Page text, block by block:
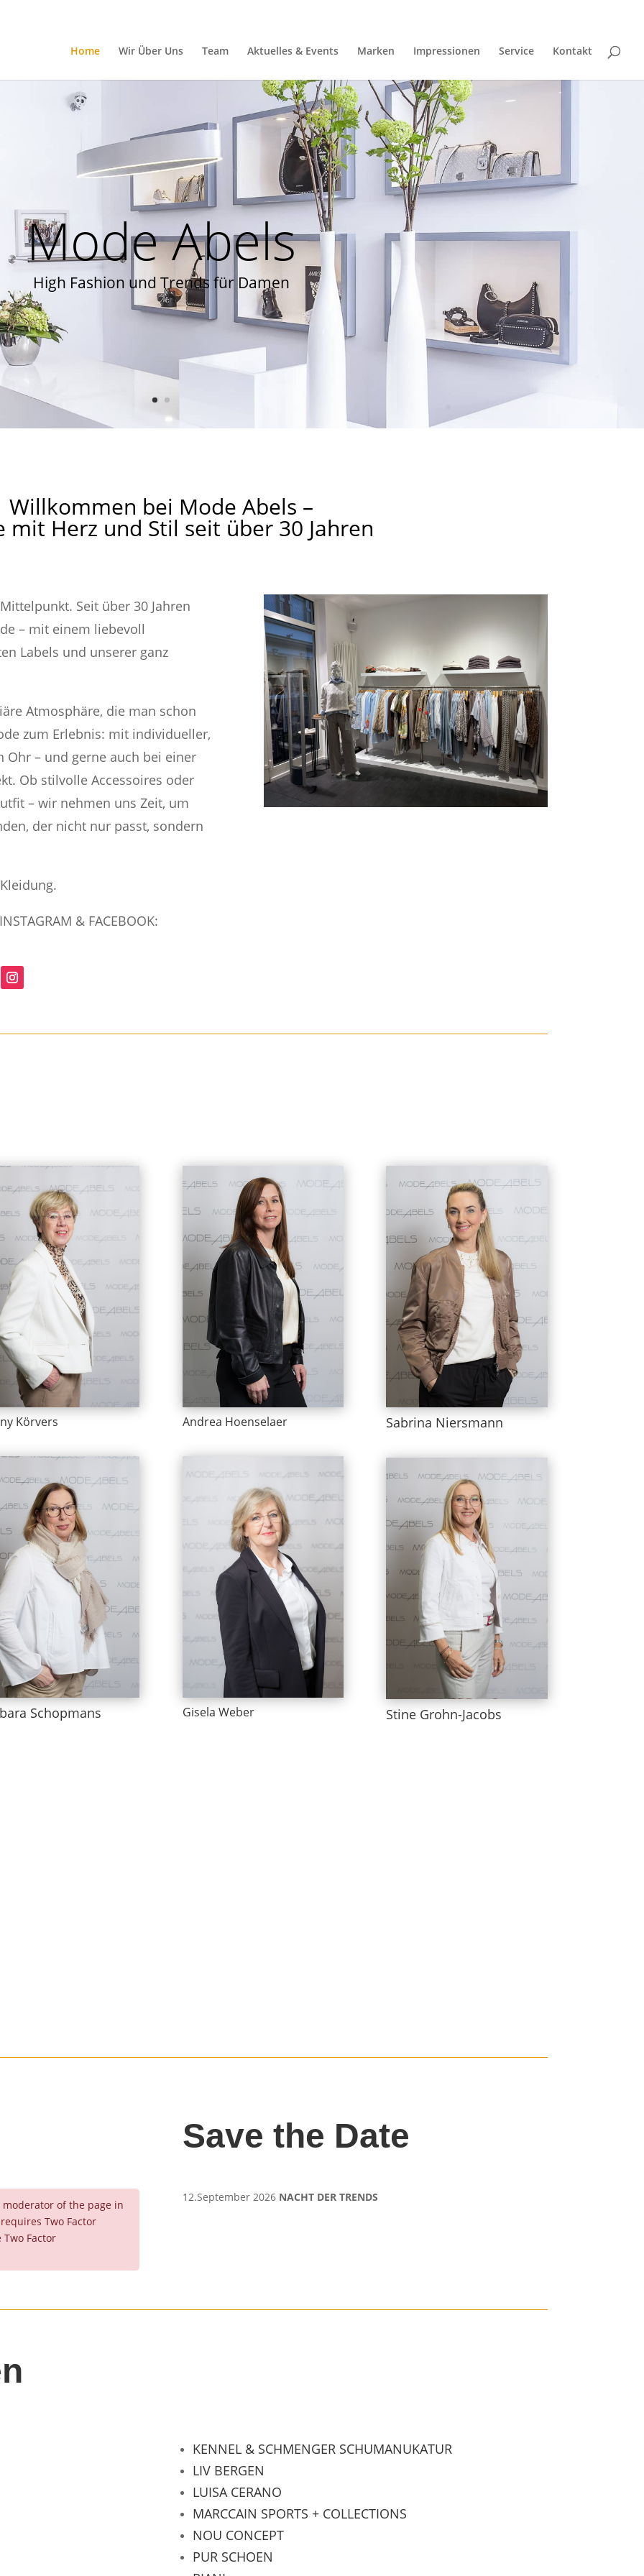
Home Wir Über Uns Team Aktuelles & Events Marken Impressionen Service Kontakt
Mode Abels
High Fashion und Trends für Damen
Willkommen bei Mode Abels –
mit Herz und Stil seit über 30 Jahren
Seit über 30 Jahren
– mit einem liebevoll
Labels und unserer ganz
Atmosphäre, die man schon
zum Erlebnis: mit individueller,
– und gerne auch bei einer
Ob stilvolle Accessoires oder
– wir nehmen uns Zeit, um
der nicht nur passt, sondern
& FACEBOOK:
Körvers
Schopmans
Andrea Hoenselaer
Gisela Weber
Sabrina Niersmann
Stine Grohn-Jacobs
of the page in
Two Factor
Factor
Save the Date
12.September 2026 NACHT DER TRENDS
KENNEL & SCHMENGER SCHUMANUKATUR
LIV BERGEN
LUISA CERANO
MARCCAIN SPORTS + COLLECTIONS
NOU CONCEPT
PUR SCHOEN